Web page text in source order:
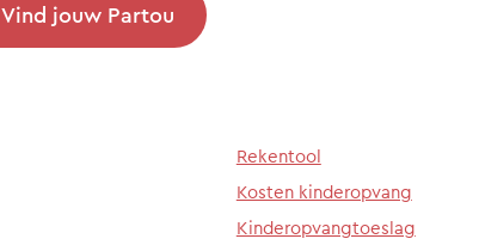
Vind jouw Partou
Rekentool
Kosten kinderopvang
Kinderopvangtoeslag